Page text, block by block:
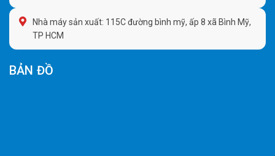
Nhà máy sản xuất: 115C đường bình mỹ, ấp 8 xã Bình Mỹ,
TP HCM
BẢN ĐỒ